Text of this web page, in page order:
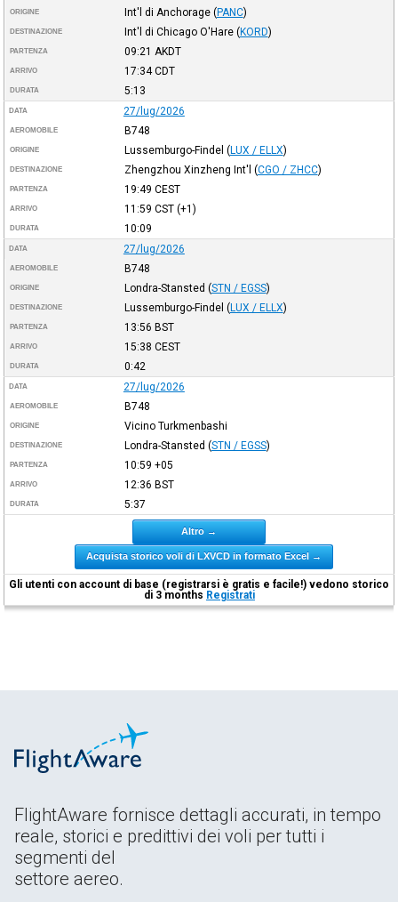
ORIGINE Int'l di Anchorage (PANC)
DESTINAZIONE Int'l di Chicago O'Hare (KORD)
PARTENZA 09:21 AKDT
ARRIVO 17:34CDT
DURATA 5:13
DATA 27/lug/2026
AEROMOBILE B748
ORIGINE Lussemburgo-Findel (LUX / ELLX)
DESTINAZIONE Zhengzhou Xinzheng Int'l (CGO / ZHCC)
PARTENZA 19:49 CEST
ARRIVO 11:59 CST(+1)
DURATA 10:09
DATA 27/lug/2026
AEROMOBILE B748
ORIGINE Londra-Stansted (STN / EGSS)
DESTINAZIONE Lussemburgo-Findel (LUX / ELLX)
PARTENZA 13:56 BST
ARRIVO 15:38 CEST
DURATA 0:42
DATA 27/lug/2026
AEROMOBILE B748
ORIGINE Vicino Turkmenbashi
DESTINAZIONE Londra-Stansted (STN / EGSS)
PARTENZA 10:59 +05
ARRIVO 12:36 BST
DURATA 5:37
Altro →
Acquista storico voli di LXVCD in formato Excel →
Gli utenti con account di base (registrarsi è gratis e facile!) vedono storico
di 3 months Registrati
FlightAware fornisce dettagli accurati, in tempo
reale, storici e predittivi dei voli per tutti i
segmenti del
settore aereo.